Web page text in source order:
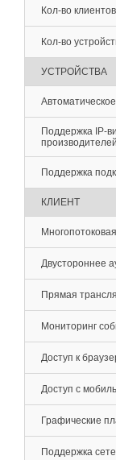
Кол-во
Кол-во
УСТРОЙСТВА
Поддержка IP-
производителей
Поддержка
КЛИЕНТ
Двустороннее
Прямая
Мониторинг
Доступ к
Доступ с
Графические
Поддержка